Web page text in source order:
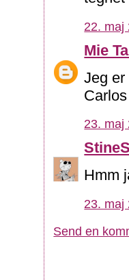
22. maj
Mie
Jeg
23. maj
Hmm
23. maj
Send en